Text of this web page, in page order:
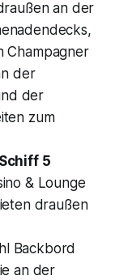
an der
Champagner
der
der
zum
5
& Lounge
draußen
Backbord
an der